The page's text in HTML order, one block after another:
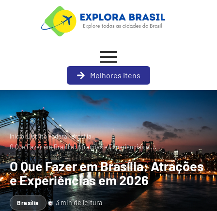
Melhores Itens
Início›Distrito Federal›Brasília›
O Que Fazer em Brasília: Atrações e Experiências e…
O Que Fazer em Brasília: Atrações
e Experiências em 2026
Brasília 3 min de leitura